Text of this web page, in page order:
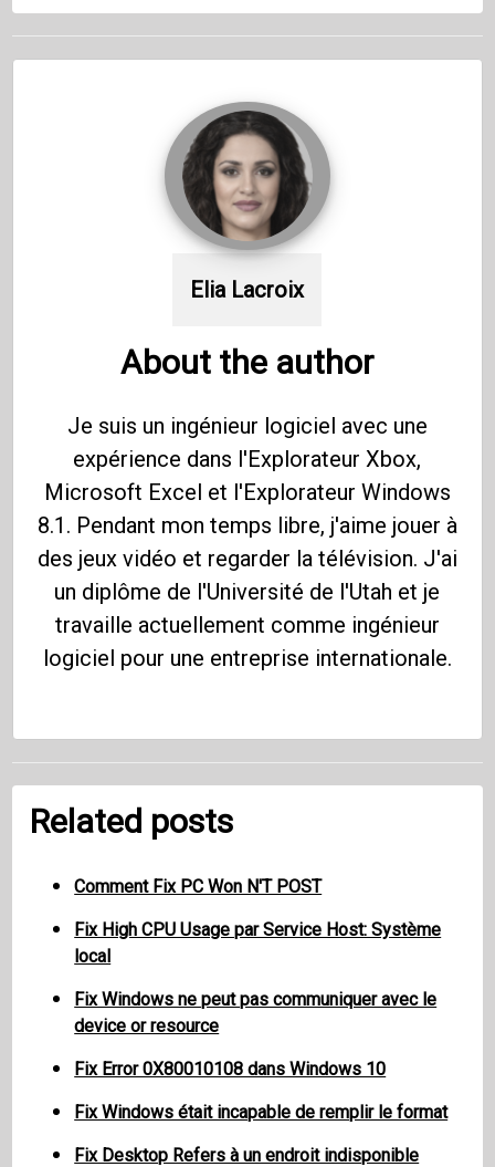
Elia Lacroix
About the author
Je suis un ingénieur logiciel avec une
expérience dans l'Explorateur Xbox,
Microsoft Excel et l'Explorateur Windows
8.1. Pendant mon temps libre, j'aime jouer à
des jeux vidéo et regarder la télévision. J'ai
un diplôme de l'Université de l'Utah et je
travaille actuellement comme ingénieur
logiciel pour une entreprise internationale.
Related posts
Comment Fix PC Won N'T POST
Fix High CPU Usage par Service Host: Système
local
Fix Windows ne peut pas communiquer avec le
device or resource
Fix Error 0X80010108 dans Windows 10
Fix Windows était incapable de remplir le format
Fix Desktop Refers à un endroit indisponible